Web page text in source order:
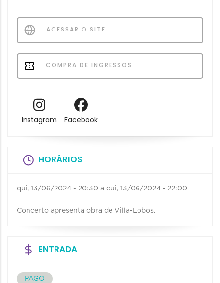
ACESSAR O SITE
COMPRA DE INGRESSOS
Instagram Facebook
HORÁRIOS
qui, 13/06/2024 - 20:30 a qui, 13/06/2024 - 22:00
Concerto apresenta obra de Villa-Lobos.
ENTRADA
PAGO